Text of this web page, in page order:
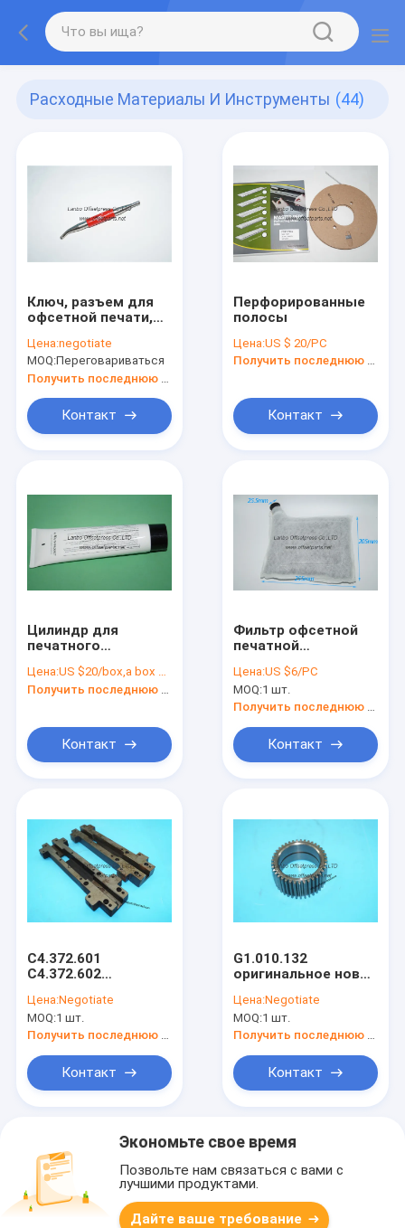
Расходные Материалы И Инструменты (44)
Ключ, разъем для
офсетной печати,
офсетной печати
Цена:negotiate
MOQ:Переговариваться
Контакт
Перфорированные
полосы
Цена:US $ 20/PC
Получить последнюю цену
Контакт
Цилиндр для
печатного
пластинки
передачи, стола
Цена:US $20/box,a box = 5 pcs
Контакт
Фильтр офсетной
печатной
система,новый
стиль,расходные
материалы
Цена:US $6/PC
MOQ:1 шт.
Контакт
C4.372.601
C4.372.602
рейка для машины
SM102 CD102,
направляющая для
Цена:Negotiate
MOQ:1 шт.
Получить последнюю цену
Контакт
G1.010.132
оригинальное новое
печатных машин
Цена:Negotiate
MOQ:1 шт.
Получить последнюю цену
Контакт
Экономьте свое время
Позвольте нам связаться с вами с
лучшими продуктами.
Дайте ваше требование